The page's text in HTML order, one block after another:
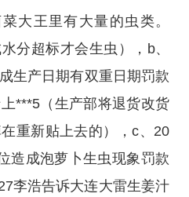
大王里有大量的虫类。
分超标才会生虫），b、
生产日期有双重日期罚款
***5（生产部将退货改货
重新贴上去的），c、20
造成泡萝卜生虫现象罚款
李浩告诉大连大雷生姜汁